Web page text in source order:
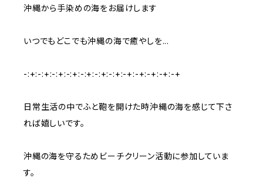
沖縄から手染めの海をお届けします
いつでもどこでも沖縄の海で癒やしを...
-:+:-:+:-:+:-:+:-:+:-:+:-:+:-+:-+:-+:-+:-+
日常生活の中でふと鞄を開けた時沖縄の海を感じて下さ
れば嬉しいです。
沖縄の海を守るためビーチクリーン活動に参加していま
す。